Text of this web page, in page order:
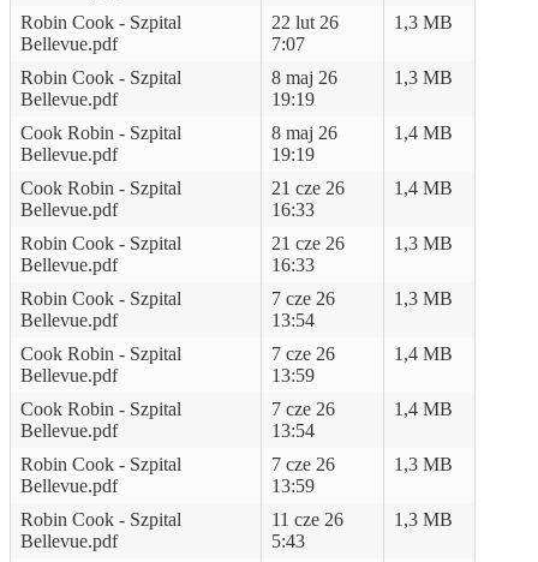
Robin Cook - Szpital
Bellevue.pdf
22 lut 26
7:07
1,3 MB
Robin Cook - Szpital
Bellevue.pdf
8 maj 26
19:19
1,3 MB
Cook Robin - Szpital
Bellevue.pdf
8 maj 26
19:19
1,4 MB
Cook Robin - Szpital
Bellevue.pdf
21 cze 26
16:33
1,4 MB
Robin Cook - Szpital
Bellevue.pdf
21 cze 26
16:33
1,3 MB
Robin Cook - Szpital
Bellevue.pdf
7 cze 26
13:54
1,3 MB
Cook Robin - Szpital
Bellevue.pdf
7 cze 26
13:59
1,4 MB
Cook Robin - Szpital
Bellevue.pdf
7 cze 26
13:54
1,4 MB
Robin Cook - Szpital
Bellevue.pdf
7 cze 26
13:59
1,3 MB
Robin Cook - Szpital
Bellevue.pdf
11 cze 26
5:43
1,3 MB